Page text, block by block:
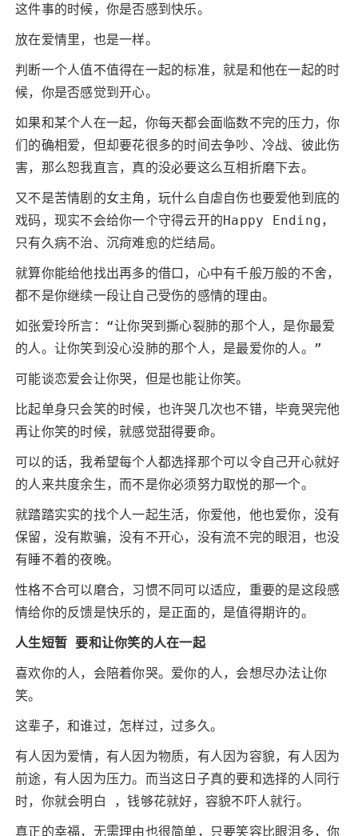
这件事的时候，你是否感到快乐。
放在爱情里，也是一样。
判断一个人值不值得在一起的标准，就是和他在一起的时
候，你是否感觉到开心。
如果和某个人在一起，你每天都会面临数不完的压力，你
们的确相爱，但却要花很多的时间去争吵、冷战、彼此伤
害，那么恕我直言，真的没必要这么互相折磨下去。
又不是苦情剧的女主角，玩什么自虐自伤也要爱他到底的
戏码，现实不会给你一个守得云开的Happy Ending，
只有久病不治、沉疴难愈的烂结局。
就算你能给他找出再多的借口，心中有千般万般的不舍，
都不是你继续一段让自己受伤的感情的理由。
如张爱玲所言：“让你哭到撕心裂肺的那个人，是你最爱
的人。让你笑到没心没肺的那个人，是最爱你的人。”
可能谈恋爱会让你哭，但是也能让你笑。
比起单身只会笑的时候，也许哭几次也不错，毕竟哭完他
再让你笑的时候，就感觉甜得要命。
可以的话，我希望每个人都选择那个可以令自己开心就好
的人来共度余生，而不是你必须努力取悦的那一个。
就踏踏实实的找个人一起生活，你爱他，他也爱你，没有
保留，没有欺骗，没有不开心，没有流不完的眼泪，也没
有睡不着的夜晚。
性格不合可以磨合，习惯不同可以适应，重要的是这段感
情给你的反馈是快乐的，是正面的，是值得期许的。
人生短暂 要和让你笑的人在一起
喜欢你的人，会陪着你哭。爱你的人，会想尽办法让你
笑。
这辈子，和谁过，怎样过，过多久。
有人因为爱情，有人因为物质，有人因为容貌，有人因为
前途，有人因为压力。而当这日子真的要和选择的人同行
时，你就会明白 ，钱够花就好，容貌不吓人就行。
真正的幸福，无需理由也很简单，只要笑容比眼泪多，你